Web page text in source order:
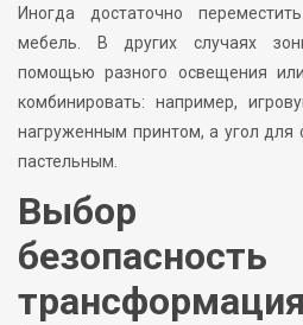
Иногда достаточно
мебель. В других случаях
помощью разного освещения
комбинировать: например,
нагруженным принтом, а угол для
пастельным.
Выбор
трансформация